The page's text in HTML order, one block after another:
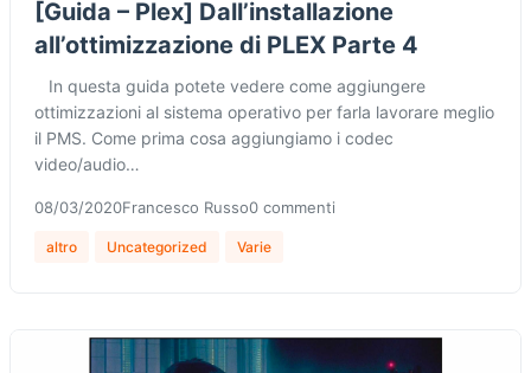
[Guida – Plex] Dall’installazione
all’ottimizzazione di PLEX Parte 4
In questa guida potete vedere come aggiungere
ottimizzazioni al sistema operativo per farla lavorare meglio
il PMS. Come prima cosa aggiungiamo i codec
video/audio…
08/03/2020Francesco Russo0 commenti
altro Uncategorized Varie